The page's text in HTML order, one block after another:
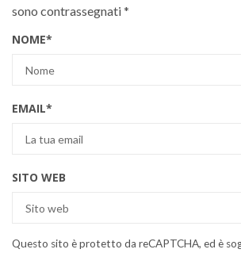
sono contrassegnati*
NOME*
EMAIL*
SITO WEB
Questo sito è protetto da reCAPTCHA, ed è